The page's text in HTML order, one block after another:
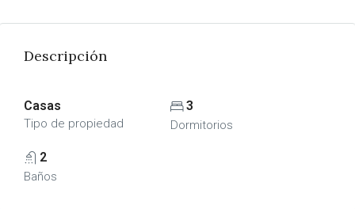
Descripción
Casas
Tipo de propiedad
3
Dormitorios
2
Baños